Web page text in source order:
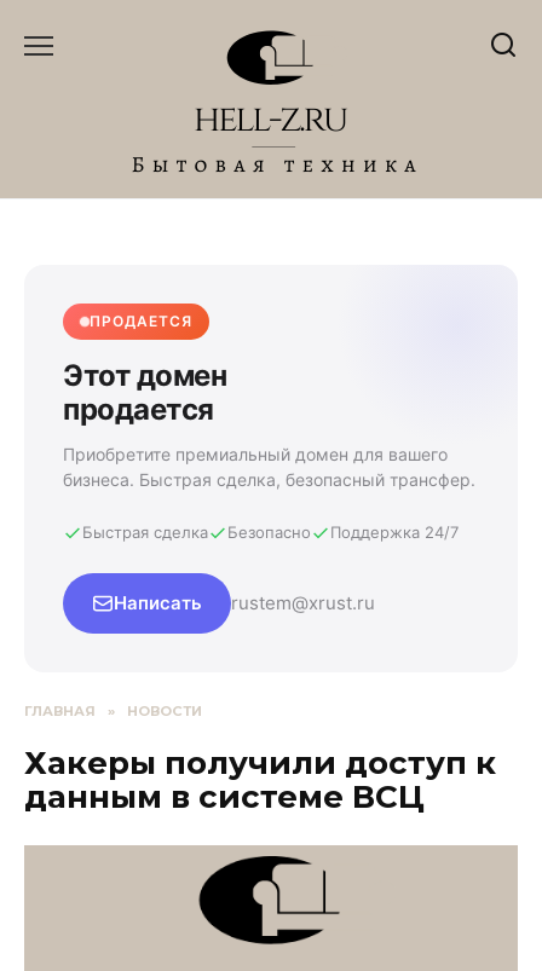
ПРОДАЕТСЯ
Этот домен
продается
Приобретите премиальный домен для вашего
бизнеса. Быстрая сделка, безопасный трансфер.
Быстрая сделка Безопасно Поддержка 24/7
Написать rustem@xrust.ru
ГЛАВНАЯ » НОВОСТИ
Хакеры получили доступ к
данным в системе ВСЦ